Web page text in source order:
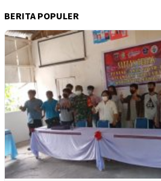
BERITA POPULER